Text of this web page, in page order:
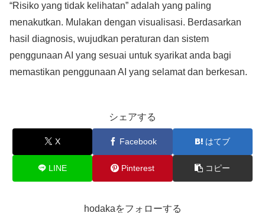
“Risiko yang tidak kelihatan” adalah yang paling
menakutkan. Mulakan dengan visualisasi. Berdasarkan
hasil diagnosis, wujudkan peraturan dan sistem
penggunaan AI yang sesuai untuk syarikat anda bagi
memastikan penggunaan AI yang selamat dan berkesan.
シェアする
X Facebook はてブ
LINE Pinterest コピー
hodakaをフォローする